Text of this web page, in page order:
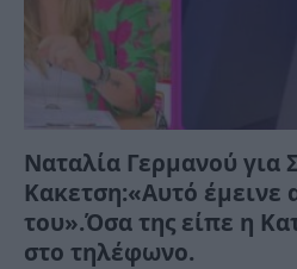
Ναταλία Γερμανού για
Κακετση:«Αυτό έμεινε
του».Όσα της είπε η
στο τηλέφωνο.